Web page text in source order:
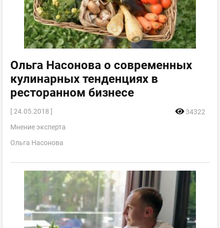
Ольга Насонова о современных
кулинарных тенденциях в
ресторанном бизнесе
[ 24.05.2018 ]
34322
Мнение эксперта
Ольга Насонова